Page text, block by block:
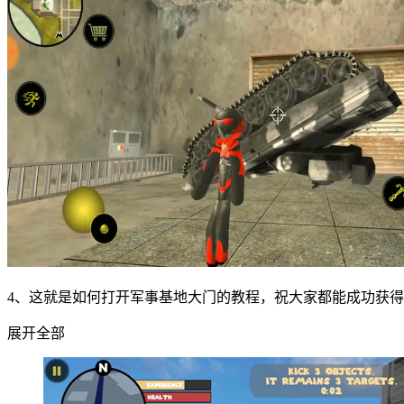
4、这就是如何打开军事基地大门的教程，祝大家都能成功获
展开全部